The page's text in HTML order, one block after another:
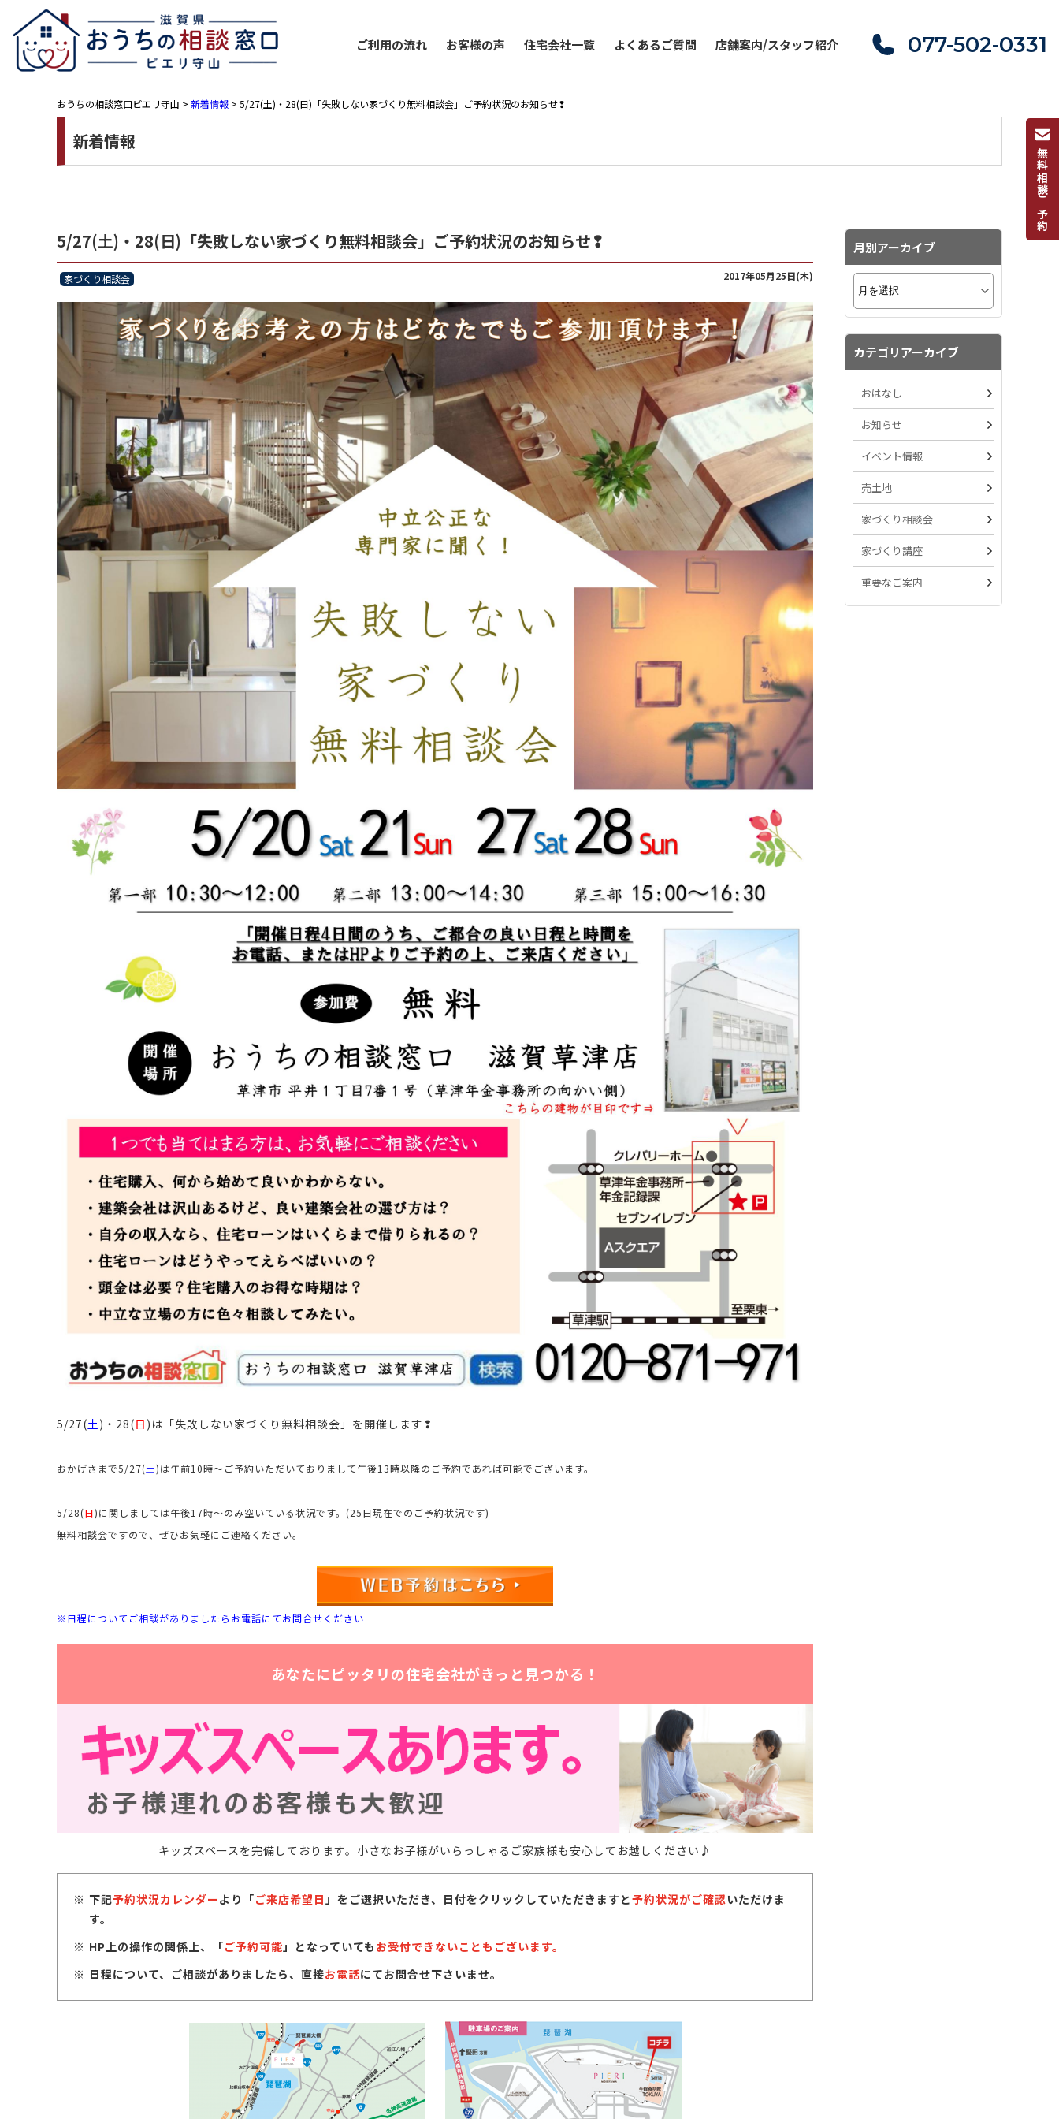
ご利用の流れ お客様の声 住宅会社一覧 よくあるご質問 店舗案内/スタッフ紹介 077-502-0331
無料相談ご予約
おうちの相談窓口ピエリ守山 > 新着情報 > 5/27(土)・28(日)「失敗しない家づくり無料相談会」ご予約状況のお知らせ❢
新着情報
5/27(土)・28(日)「失敗しない家づくり無料相談会」ご予約状況のお知らせ❢
家づくり相談会 2017年05月25日(木)
5/27(土 )・28(日 )は「失敗しない家づくり無料相談会」を開催します❢
おかげさまで5/27(土)は午前10時～ご予約いただいておりまして午後13時以降のご予約であれば可能でございます。
5/28(日)に関しましては午後17時～のみ空いている状況です。(25日現在でのご予約状況です)
無料相談会ですので、ぜひお気軽にご連絡ください。
※日程についてご相談がありましたらお電話にてお問合せください
あなたにピッタリの住宅会社がきっと見つかる！
キッズスペースを完備しております。小さなお子様がいらっしゃるご家族様も安心してお越しください♪
下記予約状況カレンダーより「ご来店希望日 」をご選択いただき、日付をクリックしていただきますと予約状況がご確認 いただけま
す。
HP上の操作の関係上、「ご予約可能」となっていても お受付できないこともございます。
日程について、ご相談がありましたら、直接お電話にてお問合せ下さいませ。
月別アーカイブ
カテゴリアーカイブ
おはなし
お知らせ
イベント情報
売土地
家づくり相談会
家づくり講座
重要なご案内